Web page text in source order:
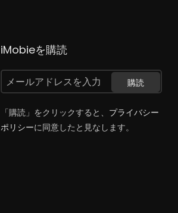
iMobieを購読
購読
「購読」をクリックすると、 プライバシー
ポリシーに同意したと見なします。